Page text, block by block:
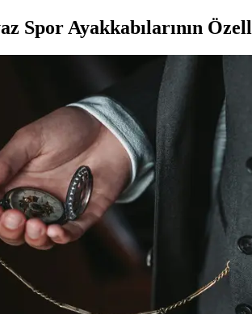
Spor Ayakkabılarının